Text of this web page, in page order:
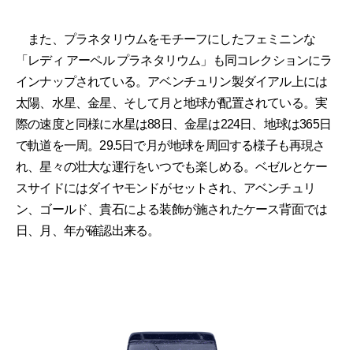
また、プラネタリウムをモチーフにしたフェミニンな
「レディ アーペル プラネタリウム」も同コレクションにラ
インナップされている。アベンチュリン製ダイアル上には
太陽、水星、金星、そして月と地球が配置されている。実
際の速度と同様に水星は88日、金星は224日、地球は365日
で軌道を一周。29.5日で月が地球を周回する様子も再現さ
れ、星々の壮大な運行をいつでも楽しめる。ベゼルとケー
スサイドにはダイヤモンドがセットされ、アベンチュリ
ン、ゴールド、貴石による装飾が施されたケース背面では
日、月、年が確認出来る。